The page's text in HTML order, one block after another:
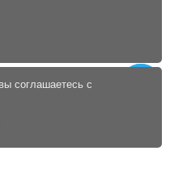
соглашаетесь с